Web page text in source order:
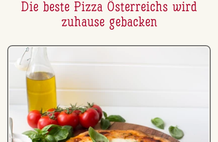
Die beste Pizza Ös­ter­reichs wird
zuhause gebacken